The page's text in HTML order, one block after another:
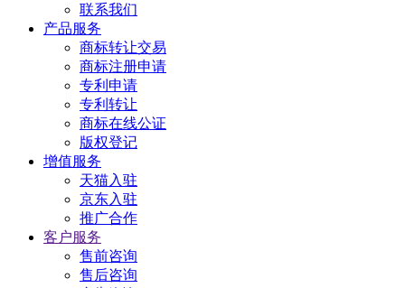
联系我们
产品服务
商标转让交易
商标注册申请
专利申请
专利转让
商标在线公证
版权登记
增值服务
天猫入驻
京东入驻
推广合作
客户服务
售前咨询
售后咨询